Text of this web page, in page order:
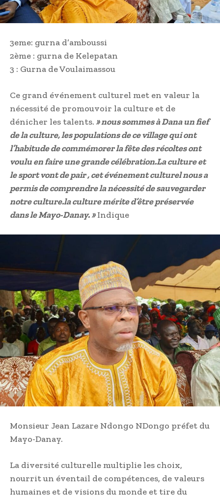
3eme: gurna d’amboussi
2ème : gurna de Kelepatan
3 : Gurna de Voulaimassou
Ce grand événement culturel met en valeur la
nécessité de promouvoir la culture et de
dénicher les talents. » nous sommes à Dana un fief
de la culture, les populations de ce village qui ont
l’habitude de commémorer la fête des récoltes ont
voulu en faire une grande célébration.La culture et
le sport vont de pair , cet événement culturel nous a
permis de comprendre la nécessité de sauvegarder
notre culture.la culture mérite d’être préservée
dans le Mayo-Danay. »Indique
Monsieur Jean Lazare Ndongo NDongo préfet du
Mayo-Danay.
La diversité culturelle multiplie les choix,
nourrit un éventail de compétences, de valeurs
humaines et de visions du monde et tire du